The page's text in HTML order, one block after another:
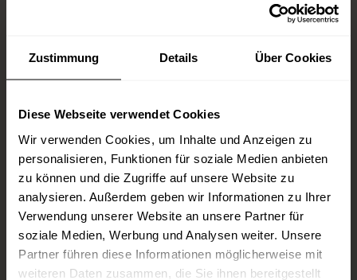
Zustimmung Details Über Cookies
Diese Webseite verwendet Cookies
Wir verwenden Cookies, um Inhalte und Anzeigen zu
personalisieren, Funktionen für soziale Medien anbieten
zu können und die Zugriffe auf unsere Website zu
analysieren. Außerdem geben wir Informationen zu Ihrer
Verwendung unserer Website an unsere Partner für
soziale Medien, Werbung und Analysen weiter. Unsere
Partner führen diese Informationen möglicherweise mit
weiteren Daten zusammen, die Sie ihnen bereitgestellt
Verständnis der Hautstruktur und den Einsatz modernster
Lasertechnologie erfordert. Ziel ist es, die Haut präzise zu
spezifischen Bedürfnisse des Patienten. Durch die
Erfahrung spezialisierter Fachärzte lassen sich
langanhaltende, natürliche Ergebnisse erzielen, ohne dabei
die Haut zu überbeanspruchen.
Dr. med. Amara Loweg
Fachärztin für Plastische
& Ästhetische Chirurgie